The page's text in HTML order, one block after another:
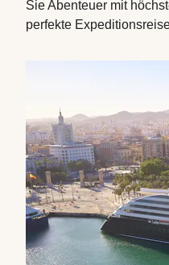
Sie Abenteuer mit
perfekte